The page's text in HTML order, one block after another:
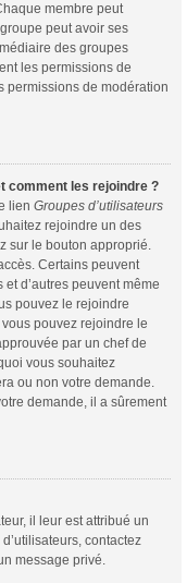
membre peut
peut avoir ses
des groupes
les permissions de
permissions de modération
comment les rejoindre ?
lien Groupes d’utilisateurs
rejoindre un des
sur le bouton approprié.
Certains peuvent
d’autres peuvent même
pouvez le rejoindre
pouvez rejoindre le
par un chef de
vous souhaitez
ou non votre demande.
demande, il a sûrement
il leur est attribué un
contactez
message privé.